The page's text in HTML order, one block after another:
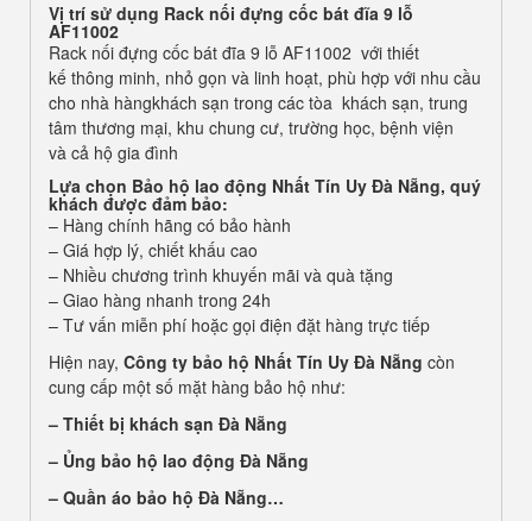
Vị trí sử dụng Rack nối đựng cốc bát đĩa 9 lỗ
AF11002
Rack nối đựng cốc bát đĩa 9 lỗ AF11002 với thiết
kế thông minh, nhỏ gọn và linh hoạt, phù hợp với nhu cầu
cho nhà hàngkhách sạn trong các tòa khách sạn, trung
tâm thương mại, khu chung cư, trường học, bệnh viện
và cả hộ gia đình
Lựa chọn Bảo hộ lao động Nhất Tín Uy Đà Nẵng, quý
khách được đảm bảo:
– Hàng chính hãng có bảo hành
– Giá hợp lý, chiết khấu cao
– Nhiều chương trình khuyến mãi và quà tặng
– Giao hàng nhanh trong 24h
– Tư vấn miễn phí hoặc gọi điện đặt hàng trực tiếp
Hiện nay, Công ty bảo hộ Nhất Tín Uy Đà Nẵng còn
cung cấp một số mặt hàng bảo hộ như:
– Thiết bị khách sạn Đà Nẵng
– Ủng bảo hộ lao động Đà Nẵng
– Quần áo bảo hộ Đà Nẵng…